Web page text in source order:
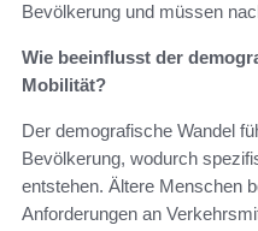
Bevölkerung und müssen
Wie beeinflusst der
Mobilität?
Der demografische Wandel
Bevölkerung, wodurch
entstehen. Ältere Menschen
Anforderungen an